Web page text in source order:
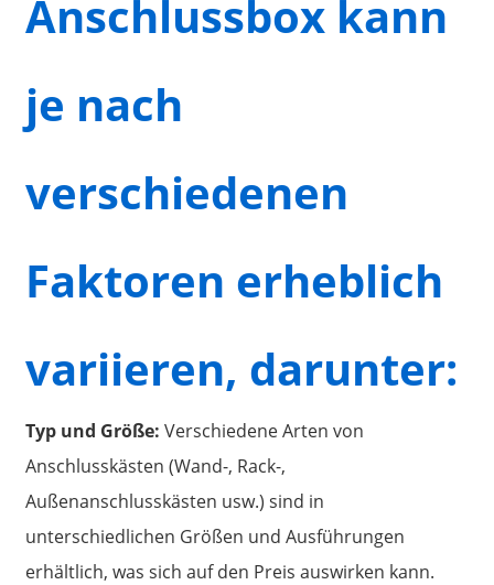
Anschlussbox kann
je nach
verschiedenen
Faktoren erheblich
variieren, darunter:
Typ und Größe: Verschiedene Arten von
Anschlusskästen (Wand-, Rack-,
Außenanschlusskästen usw.) sind in
unterschiedlichen Größen und Ausführungen
erhältlich, was sich auf den Preis auswirken kann.